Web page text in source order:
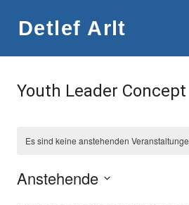
Inhalt
springen
Detlef Arlt
Youth Leader Concept
Es sind keine anstehenden
Anstehende